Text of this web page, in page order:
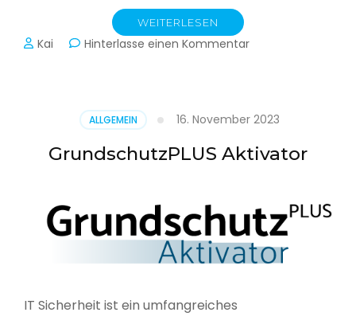
WEITERLESEN
Kai Hinterlasse einen Kommentarzu
Schlacht
im
Netz
ALLGEMEIN 16. November 2023
GrundschutzPLUS Aktivator
IT Sicherheit ist ein umfangreiches